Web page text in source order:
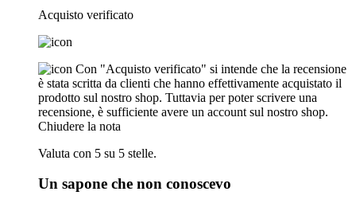
Acquisto verificato
Con "Acquisto verificato" si intende che la recensione
è stata scritta da clienti che hanno effettivamente acquistato il
prodotto sul nostro shop. Tuttavia per poter scrivere una
recensione, è sufficiente avere un account sul nostro shop.
Chiudere la nota
Valuta con 5 su 5 stelle.
Un sapone che non conoscevo